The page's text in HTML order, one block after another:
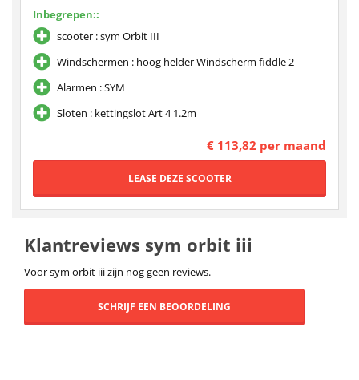
Inbegrepen::
scooter : sym Orbit III
Windschermen : hoog helder Windscherm fiddle 2
Alarmen : SYM
Sloten : kettingslot Art 4 1.2m
€ 113,82 per maand
Klantreviews sym orbit iii
Voor sym orbit iii zijn nog geen reviews.
SCHRIJF EEN BEOORDELING